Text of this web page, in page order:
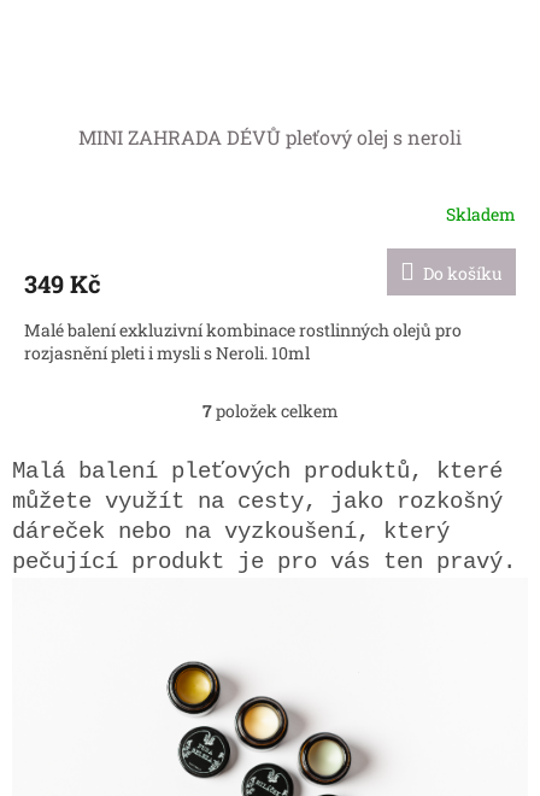
MINI ZAHRADA DÉVŮ pleťový olej s neroli
Skladem
349 Kč Do košíku
Malé balení exkluzivní kombinace rostlinných olejů pro
rozjasnění pleti i mysli s Neroli. 10ml
O
l
á
d
a
c
y
v
ý
p
i
7položek celkem
Malá balení pleťových produktů, které
můžete využít na cesty, jako rozkošný
dáreček nebo na vyzkoušení, který
pečující produkt je pro vás ten pravý.